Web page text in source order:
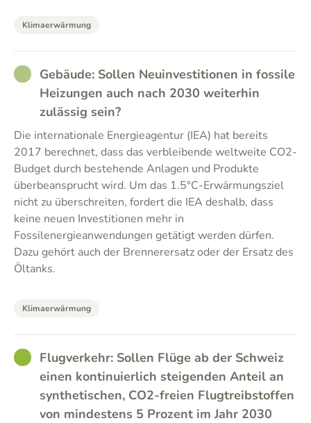
Klimaerwärmung
RATHER_GOOD
Gebäude: Sollen Neuinvestitionen in fossile
Heizungen auch nach 2030 weiterhin
zulässig sein?
Die internationale Energieagentur (IEA) hat bereits
2017 berechnet, dass das verbleibende weltweite CO2-
Budget durch bestehende Anlagen und Produkte
überbeansprucht wird. Um das 1.5°C-Erwärmungsziel
nicht zu überschreiten, fordert die IEA deshalb, dass
keine neuen Investitionen mehr in
Fossilenergieanwendungen getätigt werden dürfen.
Dazu gehört auch der Brennerersatz oder der Ersatz des
Öltanks.
Klimaerwärmung
GOODFlugverkehr: Sollen Flüge ab der Schweiz
einen kontinuierlich steigenden Anteil an
synthetischen, CO2-freien Flugtreibstoffen
von mindestens 5 Prozent im Jahr 2030